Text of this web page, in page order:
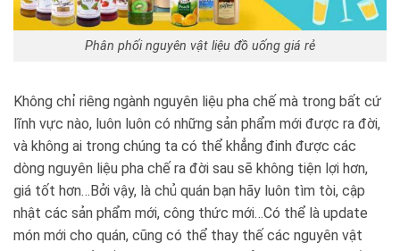
Phân phối nguyên vật liệu đồ uống giá rẻ
Không chỉ riêng ngành nguyên liệu pha chế mà trong bất cứ
lĩnh vực nào, luôn luôn có những sản phẩm mới được ra đời,
và không ai trong chúng ta có thể khẳng đinh được các
dòng nguyên liệu pha chế ra đời sau sẽ không tiện lợi hơn,
giá tốt hơn…Bởi vậy, là chủ quán bạn hãy luôn tìm tòi, cập
nhật các sản phẩm mới, công thức mới…Có thể là update
món mới cho quán, cũng có thể thay thế các nguyên vật